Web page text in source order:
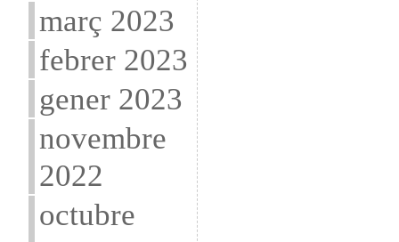
març 2023
febrer 2023
gener 2023
novembre
2022
octubre